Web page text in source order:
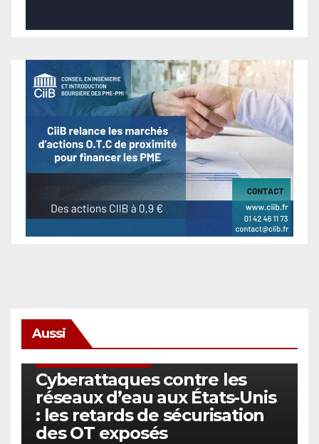
Aussi
Cyberattaques contre les
réseaux d’eau aux États-Unis
: les retards de sécurisation
des OT exposés